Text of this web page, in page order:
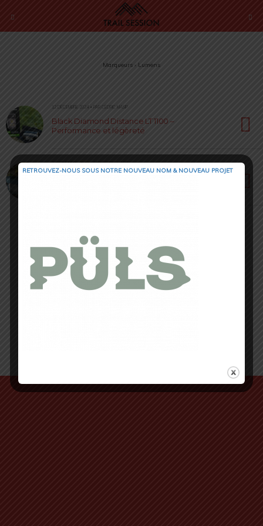
Marqueurs › Lumens
12 DÉCEMBRE 2024 • PAR CÉDRIC MASIP
Black Diamond Distance LT 1100 –
Performance et légèreté
22 NOVEMBRE 2022 • PAR CÉDRIC MASIP
Retour au début
RETROUVEZ-NOUS SOUS NOTRE NOUVEAU NOM & NOUVEAU PROJET